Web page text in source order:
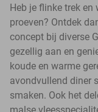
Heb je flinke trek
proeven? Ontdek
concept bij diverse
gezellig aan en
koude en warme
avondvullend diner
smaken. Ook het